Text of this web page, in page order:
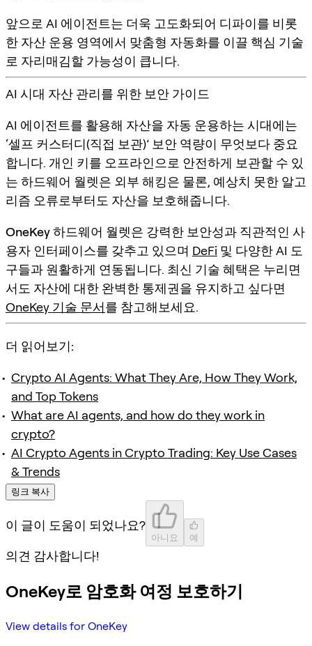
앞으로 AI 에이전트는 더욱 고도화되어 디파이를 비롯
한 자산 운용 영역에서 맞춤형 자동화를 이끌 핵심 기술
로 자리매김할 가능성이 큽니다.
AI 시대 자산 관리를 위한 보안 가이드
AI 에이전트를 활용해 자산을 자동 운용하는 시대에는
‘셀프 커스터디(직접 보관)’ 보안 역량이 무엇보다 중요
합니다. 개인 키를 오프라인으로 안전하게 보관할 수 있
는 하드웨어 월렛은 외부 해킹은 물론, 예상치 못한 알고
리즘 오류로부터도 자산을 보호해줍니다.
OneKey하드웨어 월렛은 강력한 보안성과 직관적인 사
용자 인터페이스를 갖추고 있으며 DeFi 및 다양한 AI 도
구들과 원활하게 연동됩니다. 최신 기술 혜택은 누리면
서도 자산에 대한 완벽한 통제권을 유지하고 싶다면
OneKey 기술 문서를 참고해보세요.
더 읽어보기:
Crypto AI Agents: What They Are, How They Work,
and Top Tokens
What are AI agents, and how do they work in
crypto?
AI Crypto Agents in Crypto Trading: Key Use Cases
& Trends
링크 복사
이 글이 도움이 되었나요?
아니요 예
의견 감사합니다!
OneKey로 암호화 여정 보호하기
View details for OneKey